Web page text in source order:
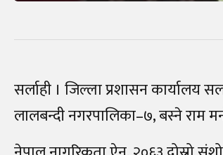
सर्लाही । जिल्ला प्रशासन कार्यालय
लालबन्दी नगरपालिका–७, बस्ने राम